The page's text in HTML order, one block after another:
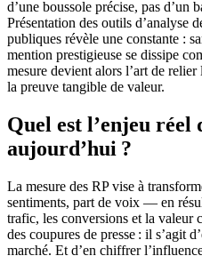
d’une boussole précise, pas d’un
Présentation des outils d’analyse
publiques révèle une constante :
mention prestigieuse se dissipe
mesure devient alors l’art de
la preuve tangible de valeur.
Quel est l’enjeu réel
aujourd’hui ?
La mesure des RP vise à
sentiments, part de voix — en
trafic, les conversions et la valeur
des coupures de presse : il s’agit
marché. Et d’en chiffrer